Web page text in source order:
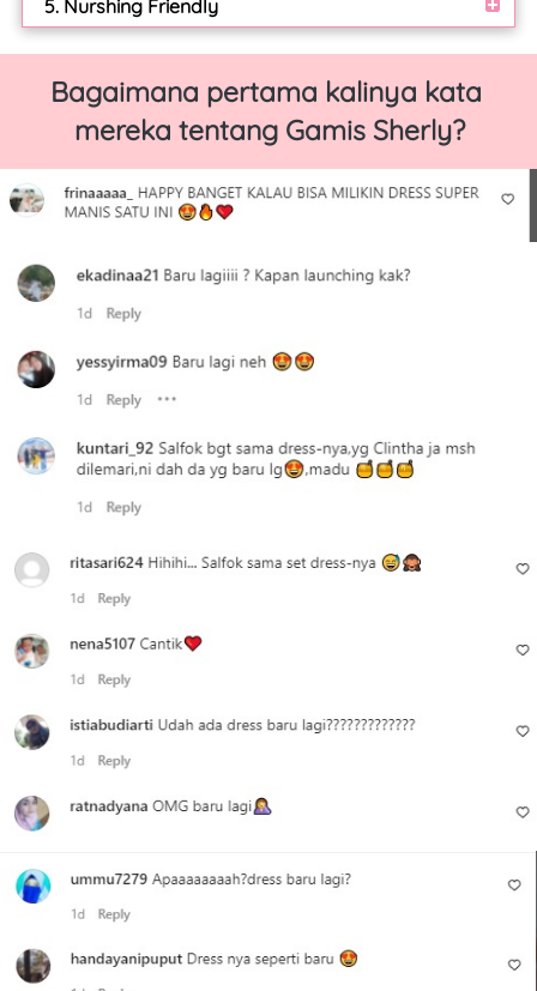
5. Nurshing Friendly
Bagaimana pertama kalinya kata
mereka tentang Gamis Sherly?